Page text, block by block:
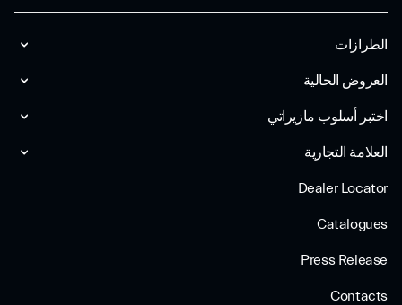
الطرازات
العروض الحالية
اختبر أسلوب مازیراتي
العلامة التجارية
Dealer Locator
Catalogues
Press Release
Contacts